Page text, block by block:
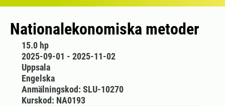
Nationalekonomiska metoder
15.0 hp
2025-09-01 - 2025-11-02
Uppsala
Engelska
Anmälningskod: SLU-10270
Kurskod: NA0193